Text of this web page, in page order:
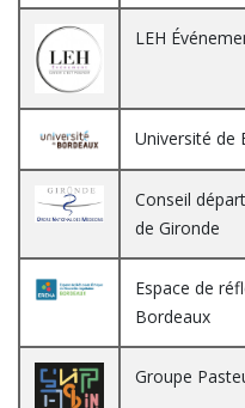
LEH
Université de
Conseil
de Gironde
Espace de
Bordeaux
Groupe